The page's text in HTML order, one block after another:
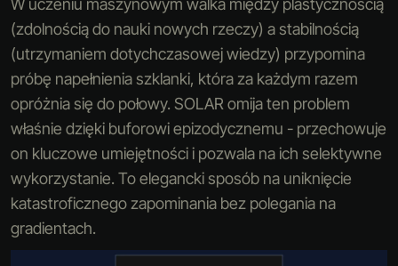
W uczeniu maszynowym walka między plastycznością
(zdolnością do nauki nowych rzeczy) a stabilnością
(utrzymaniem dotychczasowej wiedzy) przypomina
próbę napełnienia szklanki, która za każdym razem
opróżnia się do połowy. SOLAR omija ten problem
właśnie dzięki buforowi epizodycznemu - przechowuje
on kluczowe umiejętności i pozwala na ich selektywne
wykorzystanie. To elegancki sposób na uniknięcie
katastroficznego zapominania bez polegania na
gradientach.